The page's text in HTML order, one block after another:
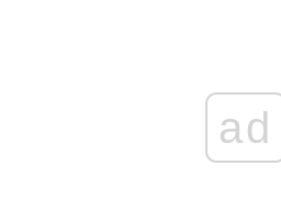
ad